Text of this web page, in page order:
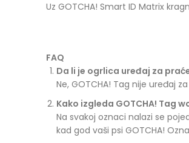
Uz GOTCHA! Smart ID Matrix
FAQ
Da li je ogrlica uređaj za
Ne, GOTCHA! Tag nije uređaj
Kako izgleda GOTCHA! Tag
Na svakoj oznaci nalazi se
kad god vaši psi GOTCHA!